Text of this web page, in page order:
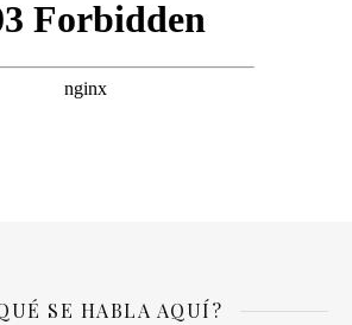
SE HABLA AQUÍ?